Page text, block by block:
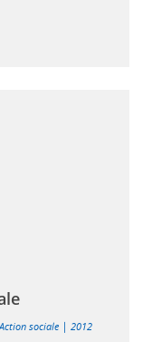
Action sociale | 2012